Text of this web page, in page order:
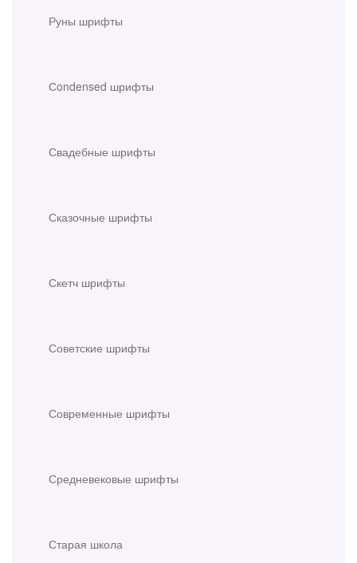
Руны шрифты
Сondensed шрифты
Свадебные шрифты
Сказочные шрифты
Скетч шрифты
Советские шрифты
Современные шрифты
Средневековые шрифты
Старая школа